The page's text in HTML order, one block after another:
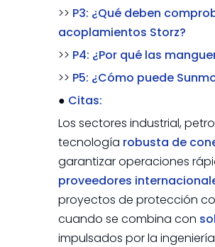
>> P3: ¿Qué deben
acoplamientos Storz?
>> P4: ¿Por qué las
>> P5: ¿Cómo puede
● Citas:
Los sectores industrial,
tecnología robusta de
garantizar operaciones
proveedores
proyectos de protección
cuando se combina con
impulsados ​​por la